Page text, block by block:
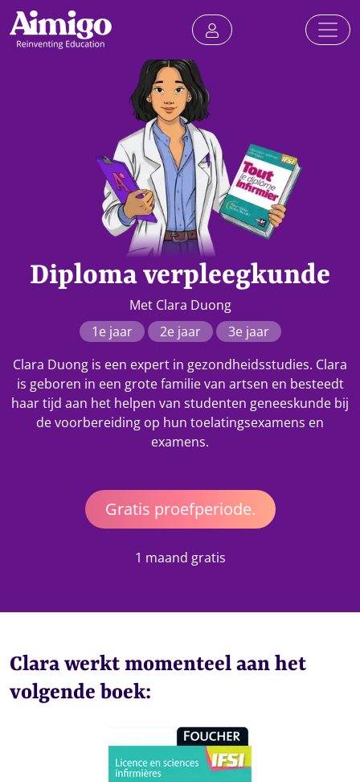
Diploma verpleegkunde
Met Clara Duong
1e jaar
2e jaar
3e jaar
Clara Duong is een expert in gezondheidsstudies. Clara
is geboren in een grote familie van artsen en besteedt
haar tijd aan het helpen van studenten geneeskunde bij
de voorbereiding op hun toelatingsexamens en
examens.
Gratis proefperiode.
1 maand gratis
Clara werkt momenteel aan het
volgende boek: